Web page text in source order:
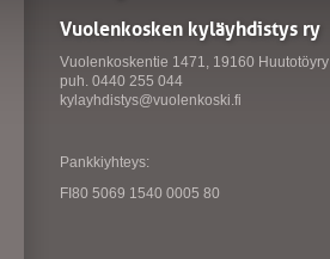
Vuolenkosken kyläyhdistys ry
Vuolenkoskentie 1471, 19160 Huutotöyry
puh. 0440 255 044
kylayhdistys@vuolenkoski.fi
Pankkiyhteys:
FI80 5069 1540 0005 80